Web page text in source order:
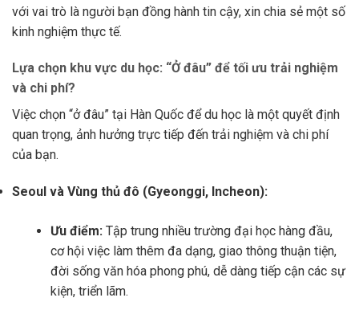
với vai trò là người bạn đồng hành tin cậy, xin chia sẻ một số
kinh nghiệm thực tế.
Lựa chọn khu vực du học: “Ở đâu” để tối ưu trải nghiệm
và chi phí?
Việc chọn “ở đâu” tại Hàn Quốc để du học là một quyết định
quan trọng, ảnh hưởng trực tiếp đến trải nghiệm và chi phí
của bạn.
Seoul và Vùng thủ đô (Gyeonggi, Incheon):
Ưu điểm: Tập trung nhiều trường đại học hàng đầu,
cơ hội việc làm thêm đa dạng, giao thông thuận tiện,
đời sống văn hóa phong phú, dễ dàng tiếp cận các sự
kiện, triển lãm.